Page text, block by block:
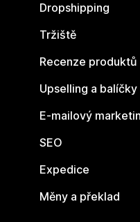
Dropshipping
Tržiště
Recenze produktů
Upselling a balíčky
E-mailový
SEO
Expedice
Měny a překlad